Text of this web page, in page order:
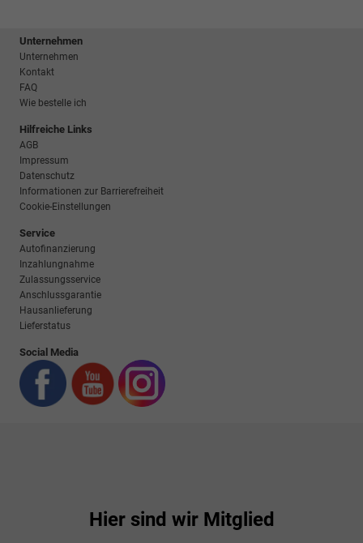
Unternehmen
Unternehmen
Kontakt
FAQ
Wie bestelle ich
Hilfreiche Links
AGB
Impressum
Datenschutz
Informationen zur Barrierefreiheit
Cookie-Einstellungen
Service
Autofinanzierung
Inzahlungnahme
Zulassungsservice
Anschlussgarantie
Hausanlieferung
Lieferstatus
Social Media
Hier sind wir Mitglied